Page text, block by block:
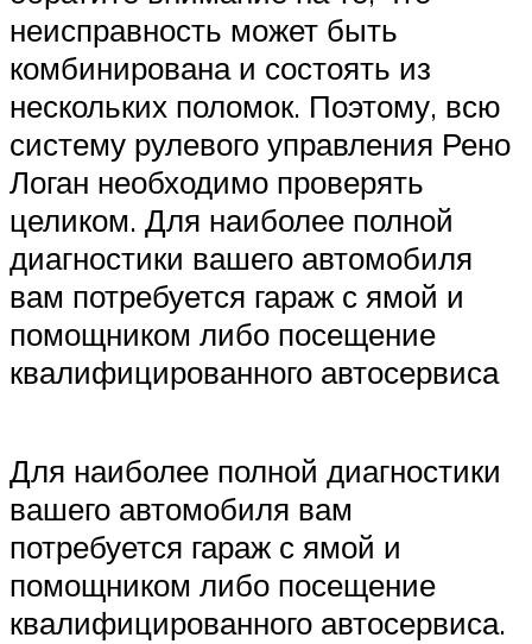
неисправность может быть
комбинирована и состоять из
нескольких поломок. Поэтому, всю
систему рулевого управления Рено
Логан необходимо проверять
целиком. Для наиболее полной
диагностики вашего автомобиля
вам потребуется гараж с ямой и
помощником либо посещение
квалифицированного автосервиса
Для наиболее полной диагностики
вашего автомобиля вам
потребуется гараж с ямой и
помощником либо посещение
квалифицированного автосервиса.